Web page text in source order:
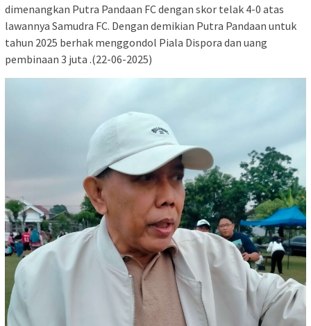
dimenangkan Putra Pandaan FC dengan skor telak 4-0 atas
lawannya Samudra FC. Dengan demikian Putra Pandaan untuk
tahun 2025 berhak menggondol Piala Dispora dan uang
pembinaan 3 juta .(22-06-2025)